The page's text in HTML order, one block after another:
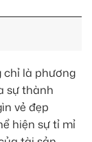
chỉ là phương
sự thành
vẻ đẹp
hiện sự tỉ mỉ